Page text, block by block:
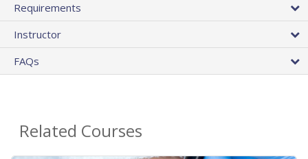
Requirements
Instructor
FAQs
Related Courses